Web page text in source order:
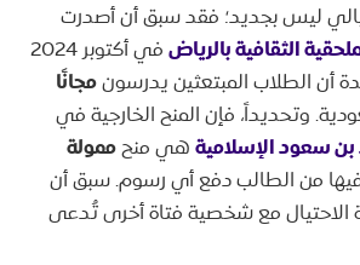
ليس بجديد؛ فقد سبق أن أصدرت
الثقافية بالرياض
في أكتوبر 2024
أن الطلاب المبتعثين يدرسونمجانًا
وتحديداً، فإن المنح الخارجية في
سعود الإسلاميةهي منحممولة
من الطالب دفع أي رسوم. سبق أن
مع شخصية فتاة أخرى تُدعى